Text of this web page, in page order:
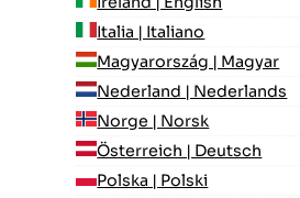
Italia | Italiano
Magyarország | Magyar
Nederland | Nederlands
Norge | Norsk
Österreich | Deutsch
Polska | Polski